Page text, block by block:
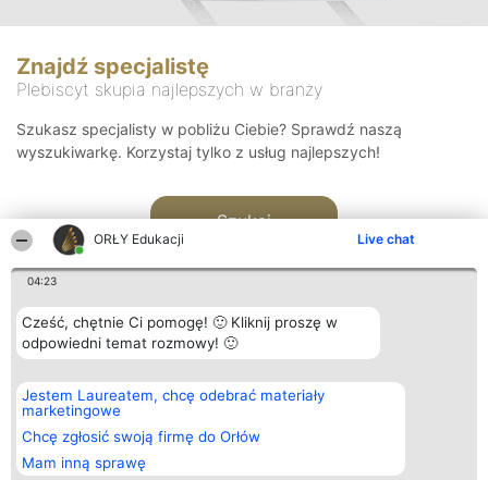
ORŁY Edukacji Live chat
04:23
Cześć, chętnie Ci pomogę! 🙂 Kliknij proszę w
odpowiedni temat rozmowy! 🙂
Jestem Laureatem, chcę odebrać materiały
marketingowe
Chcę zgłosić swoją firmę do Orłów
Mam inną sprawę
Znajdź specjalistę
Plebiscyt skupia najlepszych w branży
Szukasz specjalisty w pobliżu Ciebie? Sprawdź naszą
wyszukiwarkę. Korzystaj tylko z usług najlepszych!
Szukaj
Organizator plebiscytu
Bright Side Solutions sp. z o.
o. sp. k.
ul. Ruska 22
Wrocław 50-079
KRS 0000749100 | Regon
Plebiscyt
Laureaci
wszystkich
Laureatów
Kontakt
Kontakt